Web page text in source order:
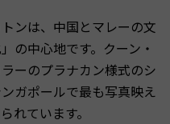
ンは、中国とマレーの文
の中心地です。クーン・
ーのプラナカン様式のシ
ガポールで最も写真映え
れています。